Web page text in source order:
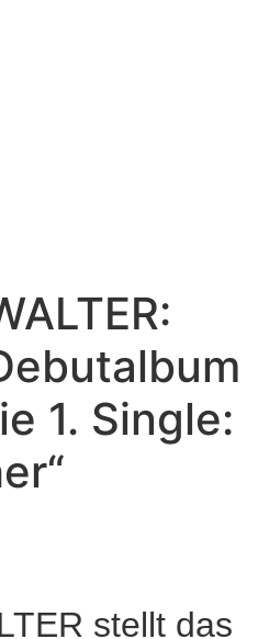
1. Single:
stellt das